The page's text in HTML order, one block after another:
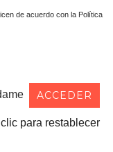
de acuerdo con la Política
para restablecer